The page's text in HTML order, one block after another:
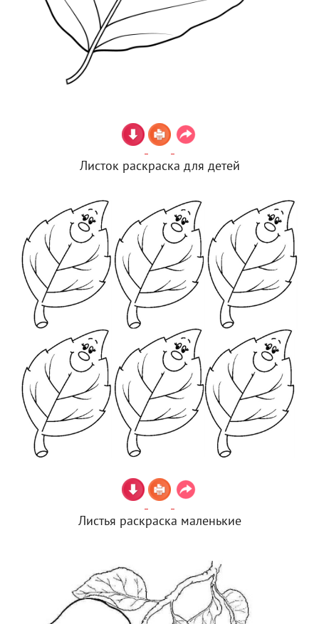
Листок раскраска для детей
Листья раскраска маленькие